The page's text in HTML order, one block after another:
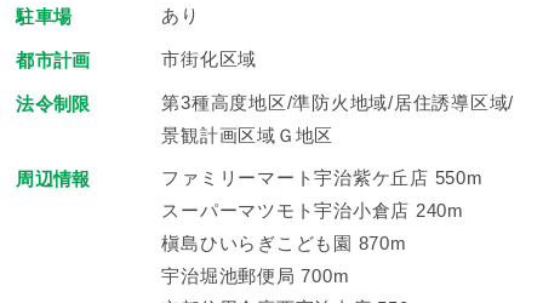
駐車場 あり
都市計画 市街化区域
法令制限
第3種高度地区/準防火地域/居住誘導区域/
景観計画区域Ｇ地区
周辺情報
ファミリーマート宇治紫ケ丘店 550m
スーパーマツモト宇治小倉店 240m
槇島ひいらぎこども園 870m
宇治堀池郵便局 700m